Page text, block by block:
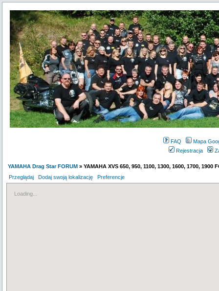
FAQ
Mapa
Rejestracja
YAMAHA Drag Star FORUM » YAMAHA XVS 650, 950, 1100, 1300, 1600, 1700, 1900
Przeglądaj
Dodaj swoją lokalizację Preferencje
Loading...